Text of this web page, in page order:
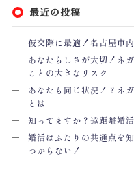
最近の投稿
仮交際に最適！名古屋市
あなたらしさが大切！ネ
ことの大きなリスク
あなたも同じ状況！？ネ
とは
知ってますか？遠距離婚
婚活はふたりの共通点を
つからない！